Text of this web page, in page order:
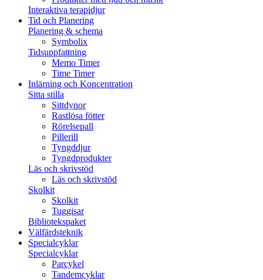
Interaktiva terapidjur
Tid och Planering
Planering & schema
Symbolix
Tidsuppfattning
Memo Timer
Time Timer
Inlärning och Koncentration
Sitta stilla
Sittdynor
Rastlösa fötter
Rörelsepall
Pillerill
Tyngddjur
Tyngdprodukter
Läs och skrivstöd
Läs och skrivstöd
Skolkit
Skolkit
Tuggisar
Bibliotekspaket
Välfärdsteknik
Specialcyklar
Specialcyklar
Parcykel
Tandemcyklar